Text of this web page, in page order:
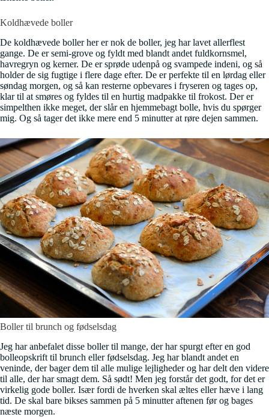
Koldhævede boller
De koldhævede boller her er nok de boller, jeg har lavet allerflest
gange. De er semi-grove og fyldt med blandt andet fuldkornsmel,
havregryn og kerner. De er sprøde udenpå og svampede indeni, og så
holder de sig fugtige i flere dage efter. De er perfekte til en lørdag eller
søndag morgen, og så kan resterne opbevares i fryseren og tages op,
klar til at smøres og fyldes til en hurtig madpakke til frokost. Der er
simpelthen ikke meget, der slår en hjemmebagt bolle, hvis du spørger
mig. Og så tager det ikke mere end 5 minutter at røre dejen sammen.
Boller til brunch og fødselsdag
Jeg har anbefalet disse boller til mange, der har spurgt efter en god
bolleopskrift til brunch eller fødselsdag. Jeg har blandt andet en
veninde, der bager dem til alle mulige lejligheder og har delt den videre
til alle, der har smagt dem. Så sødt! Men jeg forstår det godt, for det er
virkelig gode boller. Især fordi de hverken skal æltes eller hæve i lang
tid. De skal bare bikses sammen på 5 minutter aftenen før og bages
næste morgen.